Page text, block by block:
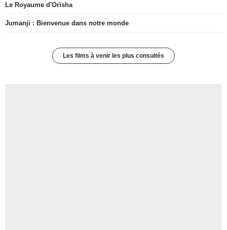
Le Royaume d'Orïsha
Jumanji : Bienvenue dans notre monde
Les films à venir les plus consultés